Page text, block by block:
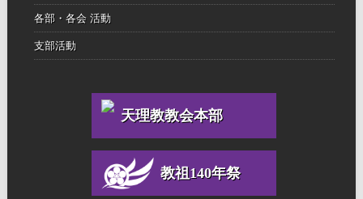
各部・各会 活動
支部活動
天理教教会本部
教祖140年祭